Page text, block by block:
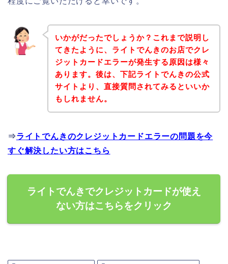
いかがだったでしょうか？これまで説明し
てきたように、ライトでんきのお店でクレ
ジットカードエラーが発生する原因は様々
あります。後は、下記ライトでんきの公式
サイトより、直接質問されてみるといいか
もしれません。
⇒ライトでんきのクレジットカードエラーの問題を今
すぐ解決したい方はこちら
ライトでんきでクレジットカードが使え
ない方はこちらをクリック